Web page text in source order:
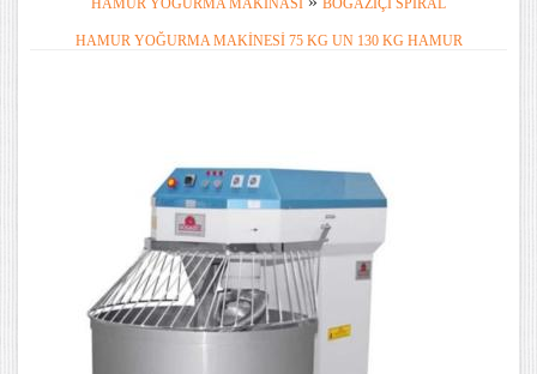
HAMUR YOĞURMA MAKINASI BOĞAZIÇI SPIRAL
HAMUR YOĞURMA MAKINESI 75 KG UN 130 KG HAMUR